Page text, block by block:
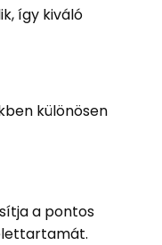
így kiváló
különösen
a pontos